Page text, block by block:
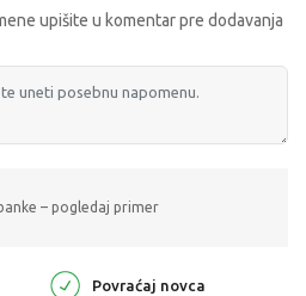
upišite u komentar pre dodavanja
– pogledaj primer
Povraćaj novca